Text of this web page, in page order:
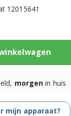
12015641
morgen in huis
mijn apparaat?